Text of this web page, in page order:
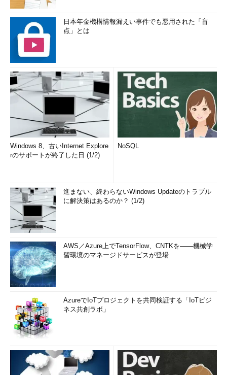
日本年金機構情報漏えい事件でも悪用された「盲
点」とは
Windows 8、古いInternet Explore
rのサポートが終了した日 (1/2)
NoSQL
進まない、終わらないWindows Updateのトラブル
に解決策はあるのか？ (1/2)
AWS／Azure上でTensorFlow、CNTKを――機械学
習環境のマネージドサービスが登場
AzureでIoTプロジェクトを共同検証する「IoTビジ
ネス共創ラボ」